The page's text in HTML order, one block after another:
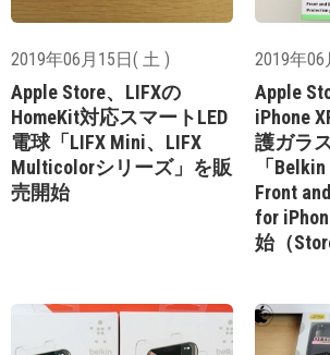
2019年06月15日( 土 )
Apple Store、LIFXの
HomeKit対応スマートLED
電球「LIFX Mini、LIFX
Multicolorシリーズ」を販
売開始
2019年
Apple
iPhone
護ガラ
「
Front
for
始（